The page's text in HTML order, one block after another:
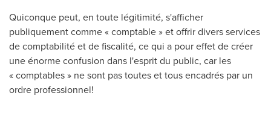
Quiconque peut, en toute légitimité, s'afficher
publiquement comme « comptable » et offrir divers services
de comptabilité et de fiscalité, ce qui a pour effet de créer
une énorme confusion dans l'esprit du public, car les
« comptables » ne sont pas toutes et tous encadrés par un
ordre professionnel!